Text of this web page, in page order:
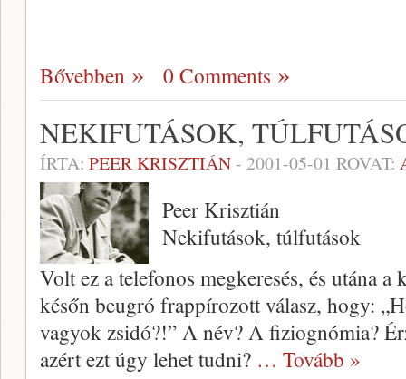
Bővebben 0 Comments
NEKIFUTÁSOK,
ÍRTA: PEER KRISZTIÁN- 2001-05-01 ROVAT:
Peer Krisztián
Nekifutások, túlfutások
Volt ez a telefonos megkeresés, és utána
későn beugró frappírozott válasz, hogy:
vagyok zsidó?!” A név? A fiziognómia?
azért ezt úgy lehet tudni? … Tovább »